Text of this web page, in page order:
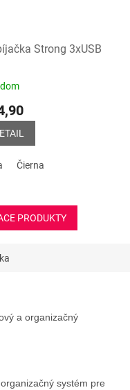
Strong 3xUSB
Čierna
PRODUKTY
a organizačný
systém pre